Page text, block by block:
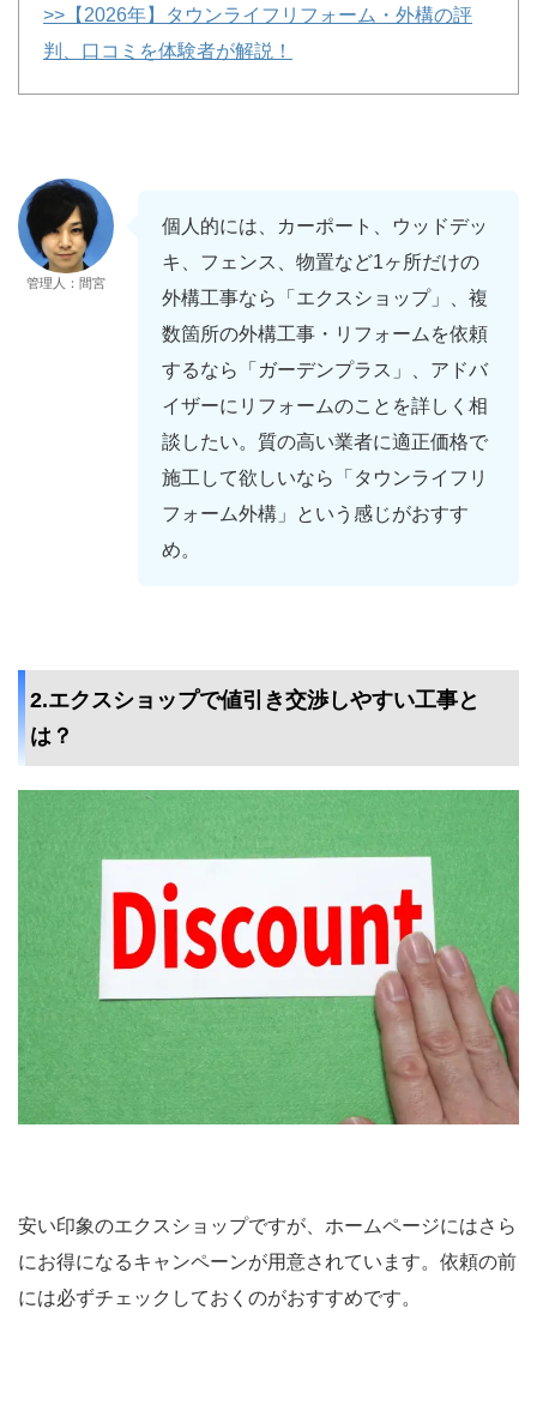
>>【2026年】タウンライフリフォーム・外構の評
判、口コミを体験者が解説！
管理人：間宮
個人的には、カーポート、ウッドデッ
キ、フェンス、物置など1ヶ所だけの
外構工事なら「エクスショップ」、複
数箇所の外構工事・リフォームを依頼
するなら「ガーデンプラス」、アドバ
イザーにリフォームのことを詳しく相
談したい。質の高い業者に適正価格で
施工して欲しいなら「タウンライフリ
フォーム外構」という感じがおすす
め。
2.エクスショップで値引き交渉しやすい工事と
は？
安い印象のエクスショップですが、ホームページにはさら
にお得になるキャンペーンが用意されています。依頼の前
には必ずチェックしておくのがおすすめです。